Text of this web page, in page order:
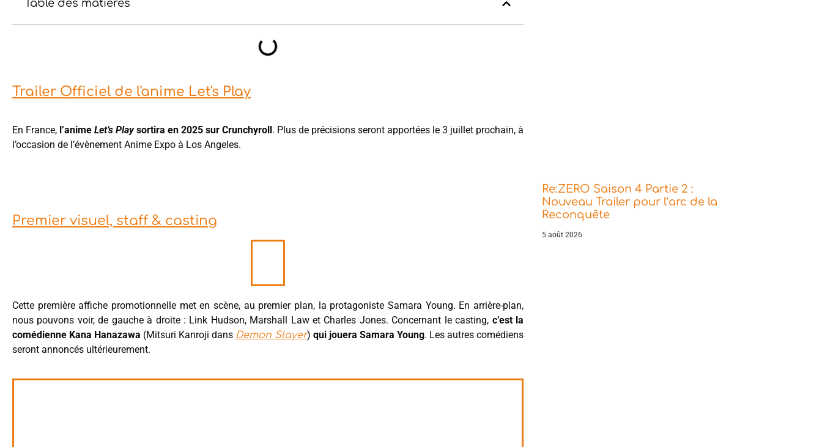
Table des matières
Trailer Officiel de l'anime Let's Play
En France, l’anime Let’s Playsortira en 2025 sur Crunchyroll . Plus de précisions seront apportées le 3 juillet prochain, à
l’occasion de l’évènement Anime Expo à Los Angeles.
Premier visuel, staff & casting
Cette première affiche promotionnelle met en scène, au premier plan, la protagoniste Samara Young. En arrière-plan,
nous pouvons voir, de gauche à droite : Link Hudson, Marshall Law et Charles Jones. Concernant le casting, c’est la
comédienne Kana Hanazawa (Mitsuri Kanroji dans Demon Slayer) qui jouera Samara Young. Les autres comédiens
seront annoncés ultérieurement.
Re:ZERO Saison 4 Partie 2 :
Nouveau Trailer pour l’arc de la
Reconquête
5 août 2026